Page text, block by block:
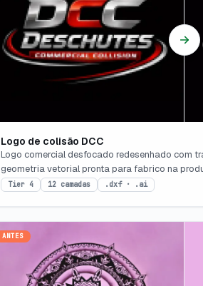
Logo de colisão DCC
Logo comercial desfocado redesenhado com
geometria vetorial pronta para fabrico na
Tier 4 12 camadas .dxf · .ai
ANTES